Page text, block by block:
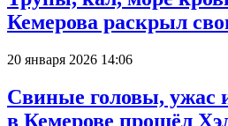
Кемерова раскрыл
20 января 2026 14:06
Свиные головы, ужас
в Кемерове прошёл